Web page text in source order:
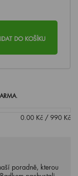
DO KOŠÍKU
.
0.00 Kč / 990 Kč
poradně, kterou